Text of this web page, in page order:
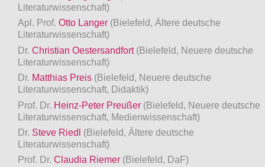
Literaturwissenschaft)
Apl. Prof. Otto Langer (Bielefeld, Ältere deutsche
Literaturwissenschaft)
Dr. Christian Oestersandfort (Bielefeld, Neuere deutsche
Literaturwissenschaft)
Dr. Matthias Preis (Bielefeld, Neuere deutsche
Literaturwissenschaft, Didaktik)
Prof. Dr. Heinz-Peter Preußer (Bielefeld, Neuere deutsche
Literaturwissenschaft, Medienwissenschaft)
Dr. Steve Riedl (Bielefeld, Ältere deutsche
Literaturwissenschaft)
Prof. Dr. Claudia Riemer (Bielefeld, DaF)